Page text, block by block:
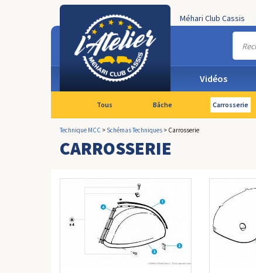
Méhari Club Cassis
Vidéos
Tous Bâche Carrosserie
Technique MCC > Schémas Techniques > Carrosserie
CARROSSERIE